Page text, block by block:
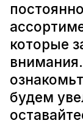
которые
будем